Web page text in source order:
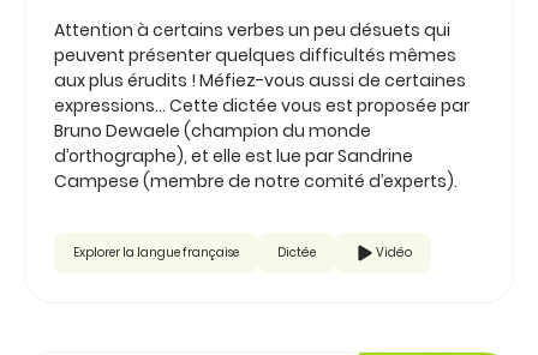
Attention à certains verbes un peu désuets qui
peuvent présenter quelques difficultés mêmes
aux plus érudits ! Méfiez-vous aussi de certaines
expressions… Cette dictée vous est proposée par
Bruno Dewaele (champion du monde
d’orthographe), et elle est lue par Sandrine
Campese (membre de notre comité d’experts).
Explorer la langue française Dictée Vidéo